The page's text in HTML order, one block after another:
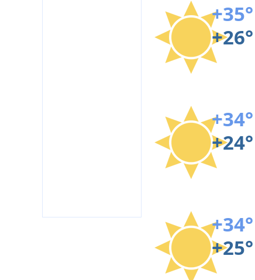
+35°
+26°
+34°
+24°
+34°
+25°